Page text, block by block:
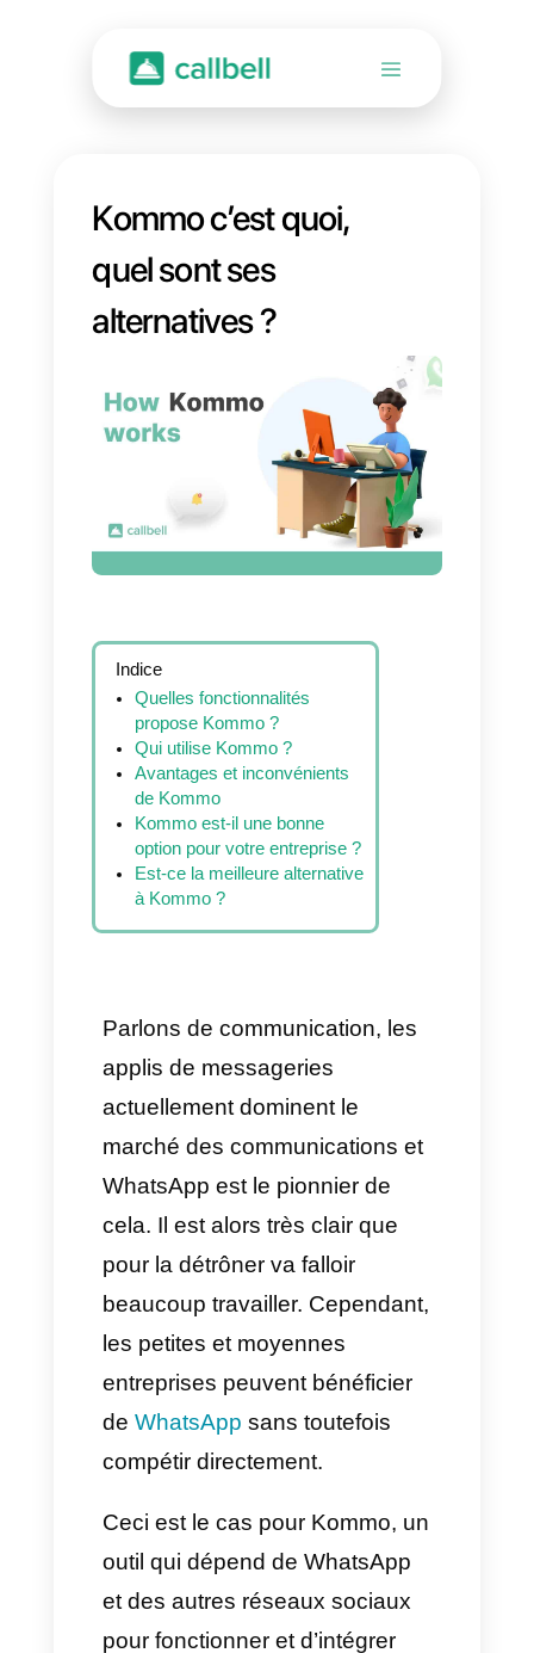
Kommo c’est quoi,
quel sont ses
alternatives ?
Indice
Quelles fonctionnalités
propose Kommo ?
option pour votre entreprise ?
Est-ce la meilleure alternative
à Kommo ?
Parlons de communication, les
applis de messageries
actuellement dominent le
marché des communications et
WhatsApp est le pionnier de
pour la détrôner va falloir
beaucoup travailler. Cependant,